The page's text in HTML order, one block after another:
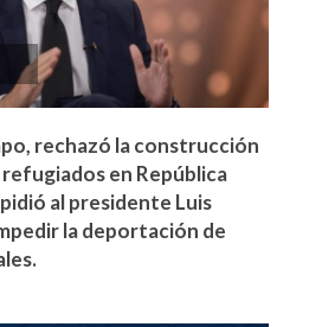
rechazó la construcción
en República
al presidente Luis
la deportación de